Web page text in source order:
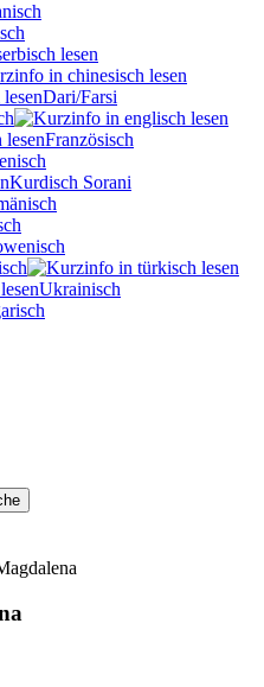
Dari/Farsi
Französisch
Kurdisch Sorani‎
Ukrainisch